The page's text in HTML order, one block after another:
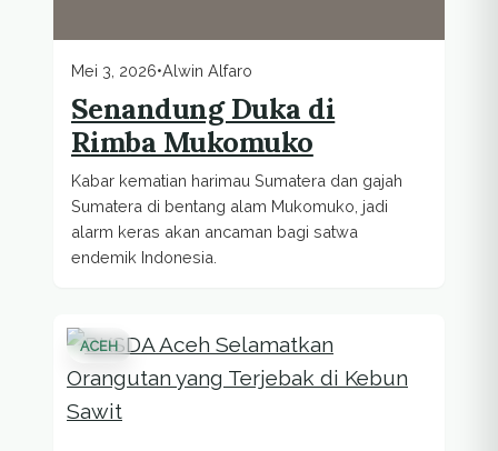
Mei 3, 2026•Alwin Alfaro
Senandung Duka di
Rimba Mukomuko
Kabar kematian harimau Sumatera dan gajah
Sumatera di bentang alam Mukomuko, jadi
alarm keras akan ancaman bagi satwa
endemik Indonesia.
ACEH